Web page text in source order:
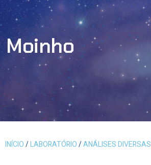
Moinho
INÍCIO/LABORATÓRIO/ANÁLISES DIVERSAS